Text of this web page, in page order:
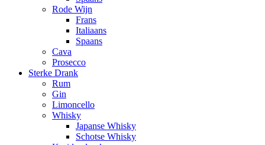
Rode Wijn
Frans
Italiaans
Spaans
Cava
Prosecco
Sterke Drank
Rum
Gin
Limoncello
Whisky
Japanse Whisky
Schotse Whisky